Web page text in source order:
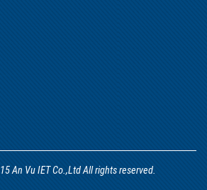
An Vu IET Co.,Ltd All rights reserved.